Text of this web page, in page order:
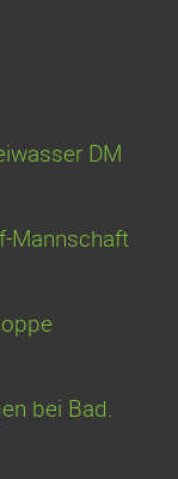
DM
Mannschaft
bei Bad.